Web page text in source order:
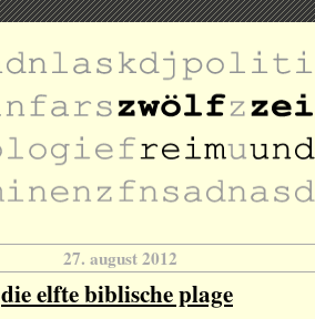
27. august 2012
die elfte biblische plage